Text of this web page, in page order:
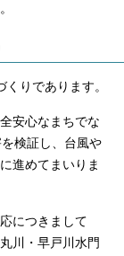
りであります。
安心なまちでな
検証し、台風や
進めてまいりま
につきまして
川・早戸川水門